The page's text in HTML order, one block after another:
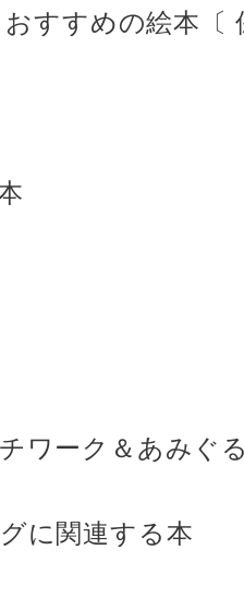
すすめの絵本〔
ワーク＆あみぐ
に関連する本